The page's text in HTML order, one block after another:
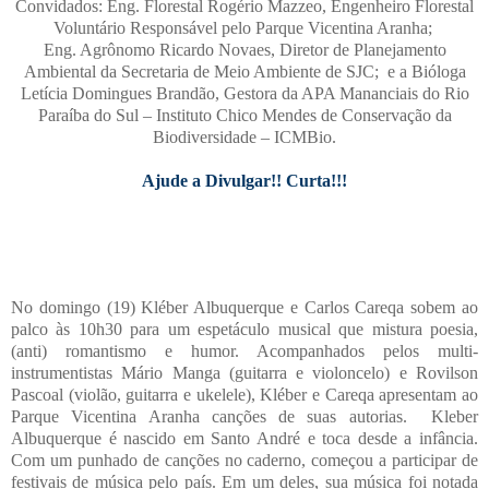
Convidados: Eng. Florestal Rogério Mazzeo, Engenheiro Florestal
Voluntário Responsável pelo Parque Vicentina Aranha;
Eng. Agrônomo Ricardo Novaes, Diretor de Planejamento
Ambiental da Secretaria de Meio Ambiente de SJC; e a Bióloga
Letícia Domingues Brandão, Gestora da APA Mananciais do Rio
Paraíba do Sul – Instituto Chico Mendes de Conservação da
Biodiversidade – ICMBio.
Ajude a Divulgar!! Curta!!!
No domingo (19) Kléber Albuquerque e Carlos Careqa sobem ao
palco às 10h30 para um espetáculo musical que mistura poesia,
(anti) romantismo e humor. Acompanhados pelos multi-
instrumentistas Mário Manga (guitarra e violoncelo) e Rovilson
Pascoal (violão, guitarra e ukelele), Kléber e Careqa apresentam ao
Parque Vicentina Aranha canções de suas autorias. Kleber
Albuquerque é nascido em Santo André e toca desde a infância.
Com um punhado de canções no caderno, começou a participar de
festivais de música pelo país. Em um deles, sua música foi notada